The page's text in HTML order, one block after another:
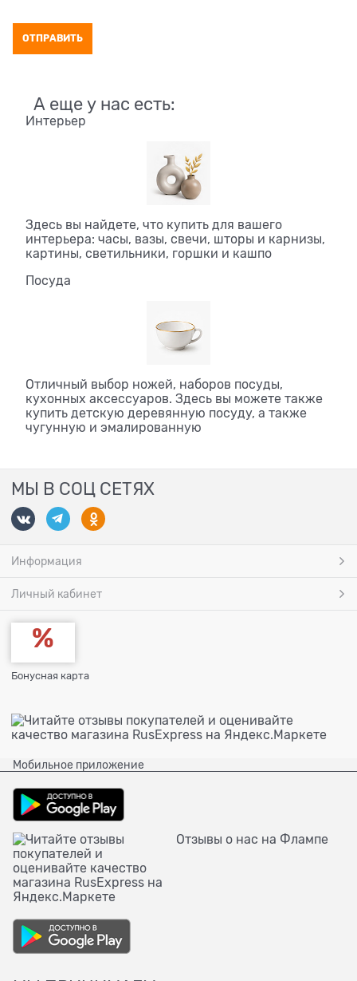
А еще у нас есть:
Интерьер
Здесь вы найдете, что купить для вашего
интерьера: часы, вазы, свечи, шторы и карнизы,
картины, светильники, горшки и кашпо
Посуда
Отличный выбор ножей, наборов посуды,
кухонных аксессуаров. Здесь вы можете также
купить детскую деревянную посуду, а также
чугунную и эмалированную
МЫ В СОЦ СЕТЯХ
Информация
Личный кабинет
Бонусная карта
Мобильное приложение
Отзывы о нас на Флампе